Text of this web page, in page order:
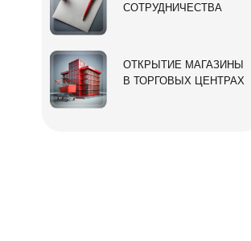
СОТРУДНИЧЕСТВА
ОТКРЫТИЕ МАГАЗИНЫ
В ТОРГОВЫХ ЦЕНТРАХ